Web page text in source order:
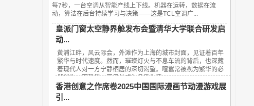
每7秒，一台空调从智能产线上下线。机器在运转，数据在流
动，算法在后台持续学习与决策——这是TCL空调广...
皇派门窗太空静界舱发布会暨清华大学联合研发启
动...
黄浦江畔，风云际会，外滩作为上海的城市封面，见证着百年
繁华与时代速度。然而，璀璨灯火与不息车流的背后，也深藏
着现代人对一方宁静栖居的深切渴望。喧嚣常被视为繁华的必
然伴生，而静界，正日益成为品质生活...
香港创意之作席卷2025中国国际漫画节动漫游戏展
引...